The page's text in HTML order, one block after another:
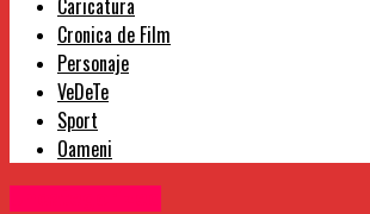
Caricatura
Cronica de Film
Personaje
VeDeTe
Sport
Oameni